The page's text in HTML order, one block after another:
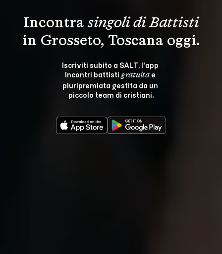
Incontra singoli di Battisti
in Grosseto, Toscana oggi.
Iscriviti subito a SALT, l'app
Incontri battisti gratuita e
pluripremiata gestita da un
piccolo team di cristiani.